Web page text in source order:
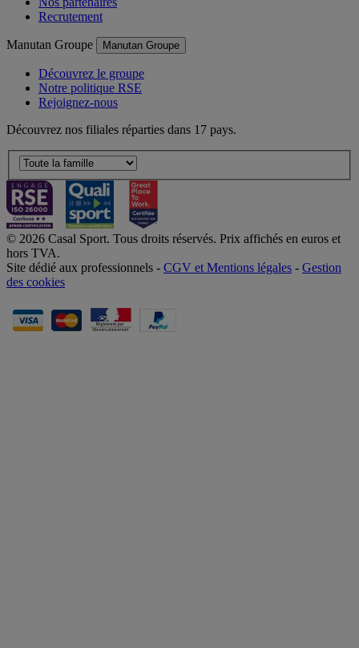
Recrutement
Manutan Groupe Manutan Groupe
Découvrez le groupe
Notre politique RSE
Rejoignez-nous
Découvrez nos filiales réparties dans 17 pays.
© 2026 Casal Sport. Tous droits réservés. Prix affichés en euros et
hors TVA.
Site dédié aux professionnels - CGV et Mentions légales - Gestion
des cookies